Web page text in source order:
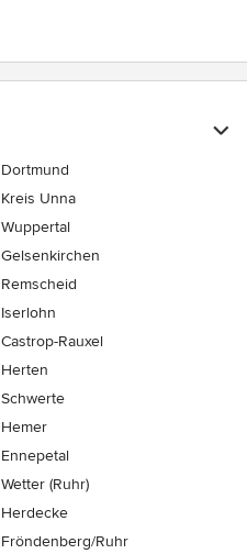
Dortmund
Kreis Unna
Wuppertal
Gelsenkirchen
Remscheid
Iserlohn
Castrop-Rauxel
Herten
Schwerte
Hemer
Ennepetal
Wetter (Ruhr)
Herdecke
Fröndenberg/Ruhr